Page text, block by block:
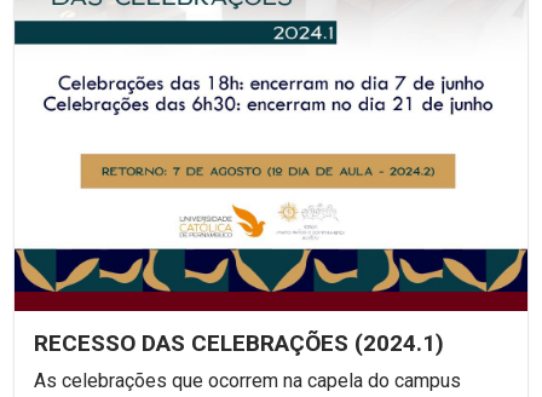
RECESSO DAS CELEBRAÇÕES (2024.1)
As celebrações que ocorrem na capela do campus